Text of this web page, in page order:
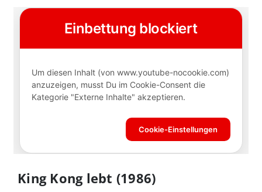
King Kong lebt (1986)